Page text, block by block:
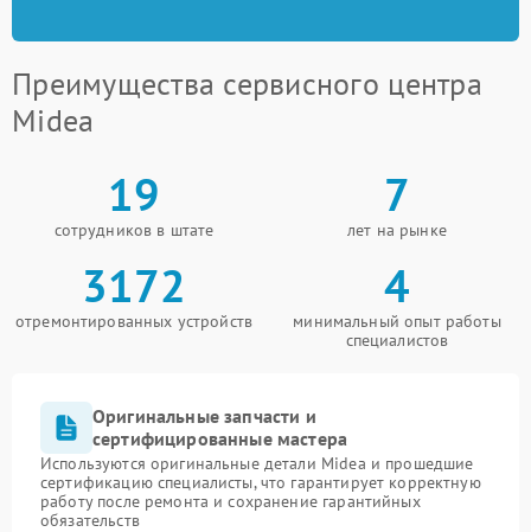
Преимущества сервисного центра
Midea
19
сотрудников в штате
7
лет на рынке
3172
отремонтированных устройств
4
минимальный опыт работы
специалистов
Оригинальные запчасти и
сертифицированные мастера
Используются оригинальные детали Midea и прошедшие
сертификацию специалисты, что гарантирует корректную
работу после ремонта и сохранение гарантийных
обязательств